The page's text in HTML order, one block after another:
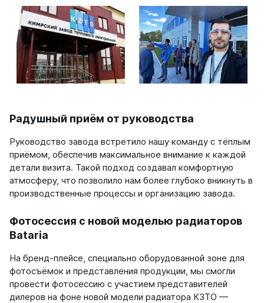
на 17 секций
на 18 секций
на 19 секций
на 20 секций
По цветам
Черные
Bataria
Bataria 2
Bataria 3
Bataria Retro 2
Ellipse S H
Ellipse P V
Ellipse P H
Радушный приём от руководства
Руководство завода встретило нашу команду с тёплым
приёмом, обеспечив максимальное внимание к каждой
детали визита. Такой подход создавал комфортную
атмосферу, что позволило нам более глубоко вникнуть в
производственные процессы и организацию завода.
Фотосессия с новой моделью радиаторов
Bataria
На бренд-плейсе, специально оборудованной зоне для
фотосъёмок и представления продукции, мы смогли
провести фотосессию с участием представителей
дилеров на фоне новой модели радиатора КЗТО —